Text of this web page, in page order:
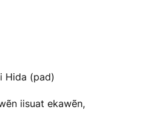
Hida (pad)
iisuat ekawẽn,